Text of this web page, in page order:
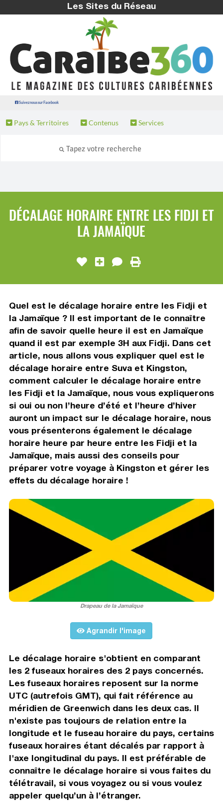
Les Sites du Réseau
Suivez nous sur Facebook
Pays & Territoires Contenus Services
DÉCALAGE HORAIRE ENTRE LES FIDJI ET
LA JAMAÏQUE
Quel est le décalage horaire entre les Fidji et
la Jamaïque ? Il est important de le connaître
afin de savoir quelle heure il est en Jamaïque
quand il est par exemple 3H aux Fidji. Dans cet
article, nous allons vous expliquer quel est le
décalage horaire entre Suva et Kingston,
comment calculer le décalage horaire entre
les Fidji et la Jamaïque, nous vous expliquerons
si oui ou non l’heure d’été et l’heure d’hiver
auront un impact sur le décalage horaire, nous
vous présenterons également le décalage
horaire heure par heure entre les Fidji et la
Jamaïque, mais aussi des conseils pour
préparer votre voyage à Kingston et gérer les
effets du décalage horaire !
Drapeau de la Jamaïque
Agrandir l'image
Le décalage horaire s'obtient en comparant
les 2 fuseaux horaires des 2 pays concernés.
Les fuseaux horaires reposent sur la norme
UTC (autrefois GMT), qui fait référence au
méridien de Greenwich dans les deux cas. Il
n'existe pas toujours de relation entre la
longitude et le fuseau horaire du pays, certains
fuseaux horaires étant décalés par rapport à
l'axe longitudinal du pays. Il est préférable de
connaître le décalage horaire si vous faites du
télétravail, si vous voyagez ou si vous voulez
appeler quelqu’un à l’étranger.